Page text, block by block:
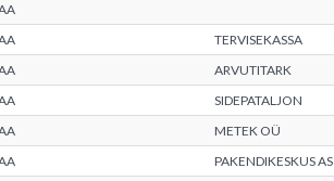
TERVISEKASSA
ARVUTITARK
SIDEPATALJON
METEK OÜ
PAKENDIKESKUS AS